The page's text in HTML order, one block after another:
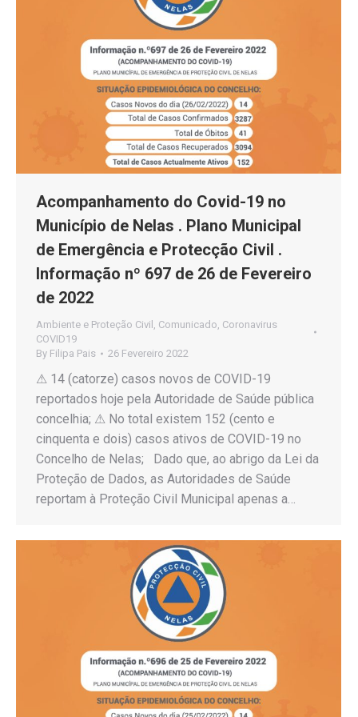
Acompanhamento do Covid-19 no
Município de Nelas . Plano Municipal
de Emergência e Protecção Civil .
Informação nº 697 de 26 de Fevereiro
de 2022
Ambiente e Proteção Civil Comunicado Coronavirus
COVID19
By Filipa Pais 26 Fevereiro 2022
⚠ 14 (catorze) casos novos de COVID-19
reportados hoje pela Autoridade de Saúde pública
concelhia; ⚠ No total existem 152 (cento e
cinquenta e dois) casos ativos de COVID-19 no
Concelho de Nelas; Dado que, ao abrigo da Lei da
Proteção de Dados, as Autoridades de Saúde
reportam à Proteção Civil Municipal apenas a…